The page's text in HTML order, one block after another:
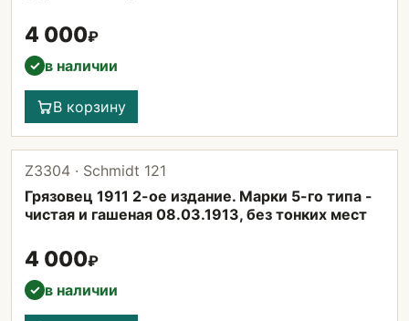
4 000₽
✓ в наличии
В корзину
Z3304 · Schmidt 121
Грязовец 1911 2-ое издание. Марки 5-го типа -
чистая и гашеная 08.03.1913, без тонких мест
4 000₽
✓ в наличии